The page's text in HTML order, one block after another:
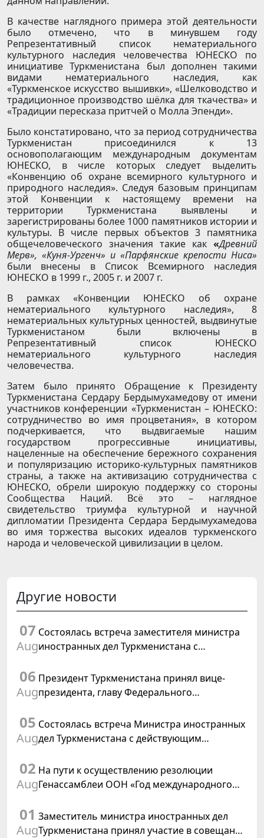
В качестве наглядного примера этой деятельности
было отмечено, что в минувшем году
Репрезентативный список нематериального
культурного наследия человечества ЮНЕСКО по
инициативе Туркменистана был дополнен такими
видами нематериального наследия, как
«Туркменское искусство вышивки», «Шелководство и
традиционное производство шёлка для ткачества» и
«Традиции пересказа притчей о Молла Эпенди».
Было констатировано, что за период сотрудничества
Туркменистан присоединился к 13
основополагающим международным документам
ЮНЕСКО, в числе которых следует выделить
«Конвенцию об охране всемирного культурного и
природного наследия». Следуя базовым принципам
этой Конвенции к настоящему времени на
территории Туркменистана выявлены и
зарегистрированы более 1000 памятников истории и
культуры. В числе первых объектов 3 памятника
общечеловеческого значения такие как «Древний
Мерв», «Куня-Ургенч» и «Парфянские крепости Ниса»
были внесены в Список Всемирного наследия
ЮНЕСКО в 1999 г., 2005 г. и 2007 г.
В рамках «Конвенции ЮНЕСКО об охране
нематериального культурного наследия», 8
нематериальных культурных ценностей, выдвинутые
Туркменистаном были включены в
Репрезентативный список ЮНЕСКО
нематериального культурного наследия
человечества.
Затем было принято Обращение к Президенту
Туркменистана Сердару Бердымухамедову от имени
участников конференции «Туркменистан – ЮНЕСКО:
сотрудничество во имя процветания», в котором
подчеркивается, что выдвигае­мые нашим
государством прогрессивные инициативы,
нацеленные на обеспечение бережного сохранения
и популяризацию историко-культурных памятников
страны, а также на активизацию сотрудничества с
ЮНЕСКО, обрели широкую поддержку со стороны
Сообщества Наций. Всё это – наглядное
свидетельство триумфа культурной и научной
дипломатии Президента Сердара Бердымухамедова
во имя торжества высоких идеалов туркменского
народа и человеческой цивилизации в целом.
Другие новости
07
Aug
Состоялась встреча заместителя министра
иностранных дел Туркменистана с
Туркменистане
06
Aug
Президент Туркменистана принял вице-
президента, главу Федерального
Швейцарской Конфедерации
05
Aug
Состоялась встреча Министра иностранных
дел Туркменистана с действующим
02
Aug
На пути к осуществлению резолюции
Генассамблеи ООН «Год международного
Туркменистаном
01
Aug
Заместитель министра иностранных дел
Туркменистана принял участие в совещании